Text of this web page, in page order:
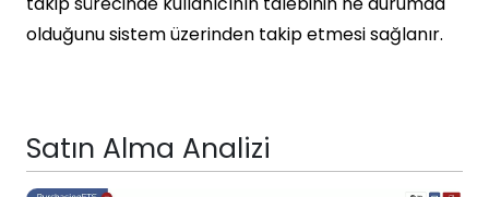
olduğunu sistem üzerinden takip etmesi sağlanır.
Satın Alma Analizi